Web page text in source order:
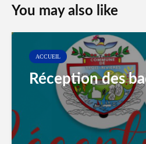
You may also like
ACCUEIL
Réception des